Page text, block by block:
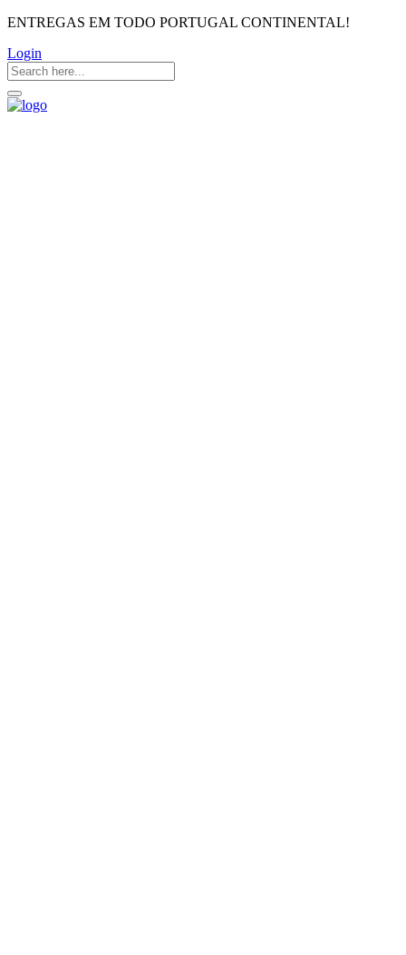
ENTREGAS EM TODO PORTUGAL CONTINENTAL!
Login